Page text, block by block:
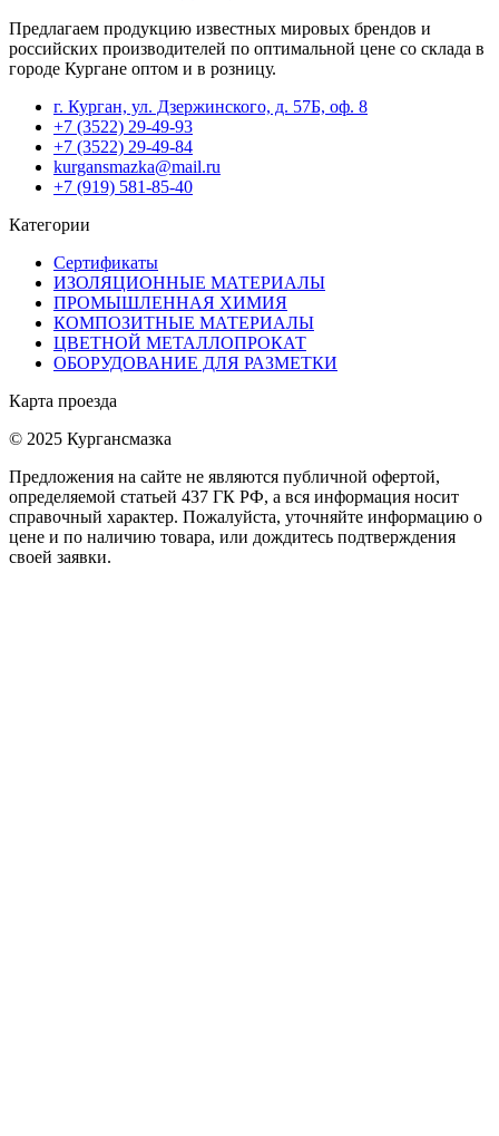
Предлагаем продукцию известных мировых брендов и
российских производителей по оптимальной цене со склада в
городе Кургане оптом и в розницу.
г. Курган, ул. Дзержинского, д. 57Б, оф. 8
+7 (3522) 29-49-93
+7 (3522) 29-49-84
kurgansmazka@mail.ru
+7 (919) 581-85-40
Категории
Сертификаты
ИЗОЛЯЦИОННЫЕ МАТЕРИАЛЫ
ПРОМЫШЛЕННАЯ ХИМИЯ
КОМПОЗИТНЫЕ МАТЕРИАЛЫ
ЦВЕТНОЙ МЕТАЛЛОПРОКАТ
ОБОРУДОВАНИЕ ДЛЯ РАЗМЕТКИ
Карта проезда
© 2025 Кургансмазка
Предложения на сайте не являются публичной офертой,
определяемой статьей 437 ГК РФ, а вся информация носит
справочный характер. Пожалуйста, уточняйте информацию о
цене и по наличию товара, или дождитесь подтверждения
своей заявки.